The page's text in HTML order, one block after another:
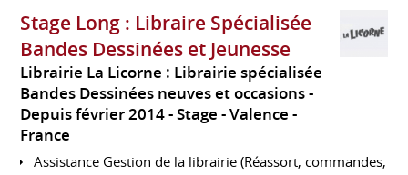
Stage Long : Libraire Spécialisée
Bandes Dessinées et Jeunesse
Librairie La Licorne : Librairie spécialisée
Bandes Dessinées neuves et occasions
Depuis février 2014 Stage
Valence
France
Assistance Gestion de la librairie (Réassort, commandes,